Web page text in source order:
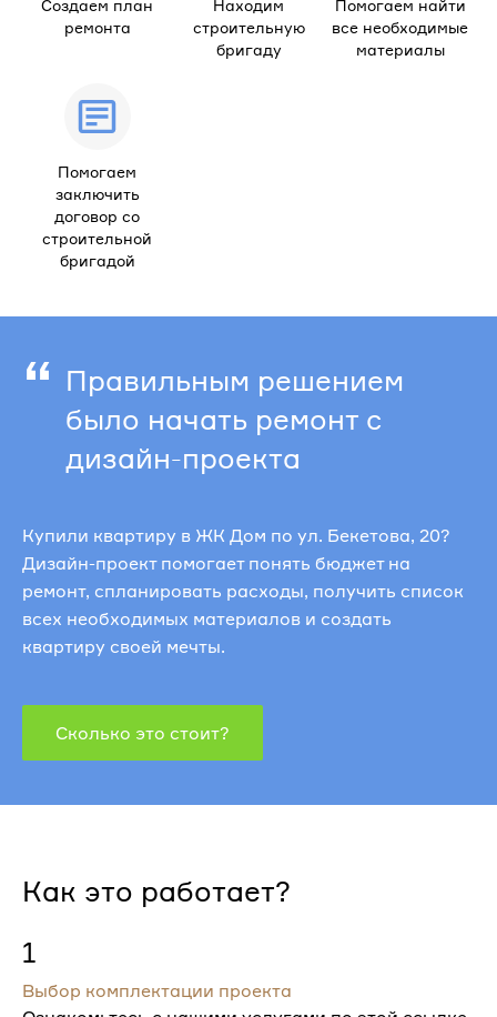
Создаем план
ремонта
Находим
строительную
бригаду
Помогаем найти
все необходимые
материалы
Помогаем
заключить
договор со
строительной
бригадой
“ Правильным решением
было начать ремонт с
дизайн-проекта
Купили квартиру в ЖК Дом по ул. Бекетова, 20?
Дизайн-проект помогает понять бюджет на
ремонт, спланировать расходы, получить список
всех необходимых материалов и создать
квартиру своей мечты.
Сколько это стоит?
Как это работает?
1
Выбор комплектации проекта